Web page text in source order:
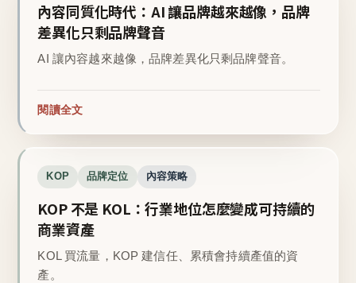
內容同質化時代：AI 讓品牌越來越像，品牌
差異化只剩品牌聲音
AI 讓內容越來越像，品牌差異化只剩品牌聲音。
閱讀全文
KOP 品牌定位 內容策略
KOP 不是 KOL：行業地位怎麼變成可持續的
商業資產
KOL 買流量，KOP 建信任、累積會持續產值的資
產。